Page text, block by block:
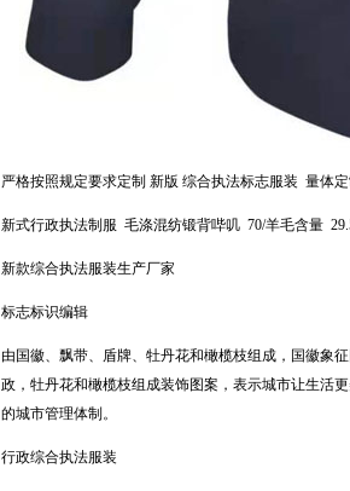
严格按照规定要求定制 新版 综合执法标志服装 量体
新式行政执法制服 毛涤混纺锻背哔叽 70/羊毛含量
新款综合执法服装生产厂家
标志标识编辑
由国徽、飘带、盾牌、牡丹花和橄榄枝组成，国徽象
政，牡丹花和橄榄枝组成装饰图案，表示城市让生活
的城市管理体制。
行政综合执法服装